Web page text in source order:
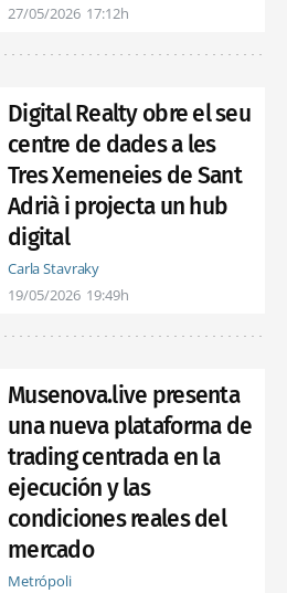
27/05/2026 17:12h
Digital Realty obre el seu
centre de dades a les
Tres Xemeneies de Sant
Adrià i projecta un hub
digital
Carla Stavraky
19/05/2026 19:49h
Musenova.live presenta
una nueva plataforma de
trading centrada en la
ejecución y las
condiciones reales del
mercado
Metrópoli